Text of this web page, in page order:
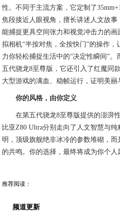
性。不同于主流方案，它定制了
焦段接近人眼视角，擅长讲述人文故事
能捕捉更具空间张力和视觉冲击力的
拟相机“半按对焦，全按快门”的操作
力你轻松捕捉生活中的“决定性瞬间”
五代骁龙8至尊版，它还引入了红魔同
大型游戏的满血、稳帧运行，证明美丽
你的风格，由你定义
在第五代骁龙8至尊版提供的澎湃
比亚Z80 Ultra分别走向了人文智慧与
明，顶级旗舰绝非冰冷的参数堆砌，
的共鸣。你的选择，最终将成为你个人
推荐阅读：
频道更新